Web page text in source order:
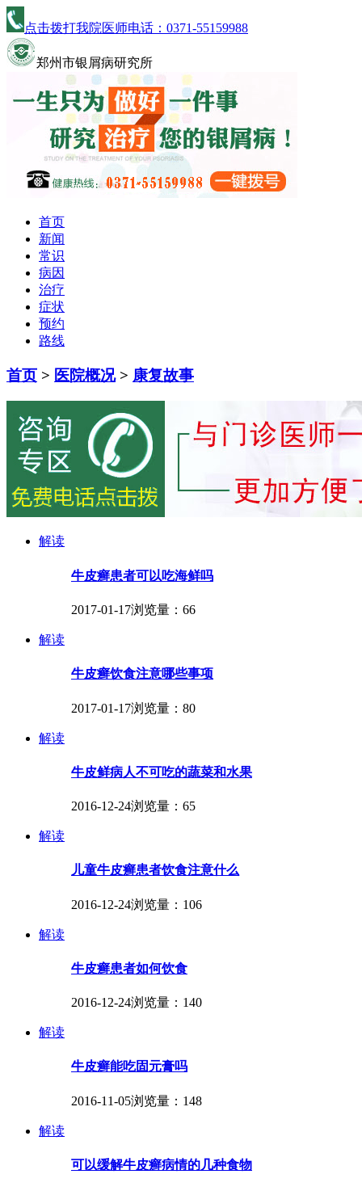
点击拨打我院医师电话： 0371-55159988
郑州市银屑病研究所
首页
新闻
常识
病因
治疗
症状
预约
路线
首页 > 医院概况> 康复故事
解读
牛皮癣患者可以吃海鲜吗
2017-01-17浏览量：66
解读
牛皮癣饮食注意哪些事项
2017-01-17浏览量：80
解读
牛皮鲜病人不可吃的蔬菜和水果
2016-12-24浏览量：65
解读
儿童牛皮癣患者饮食注意什么
2016-12-24浏览量：106
解读
牛皮癣患者如何饮食
2016-12-24浏览量：140
解读
牛皮癣能吃固元膏吗
2016-11-05浏览量：148
解读
可以缓解牛皮癣病情的几种食物